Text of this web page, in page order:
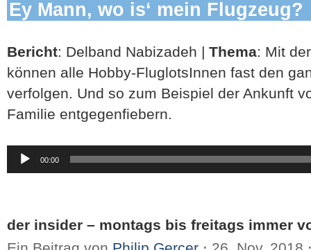
Ey Mann, wo is‘ mein Flugzeug?
Bericht: Delband Nabizadeh | Thema: Mit
können alle Hobby-FluglotsInnen fast den
verfolgen. Und so zum Beispiel der Ankunft
Familie entgegenfiebern.
Audio-
Player
00:00
der insider – montags bis freitags immer